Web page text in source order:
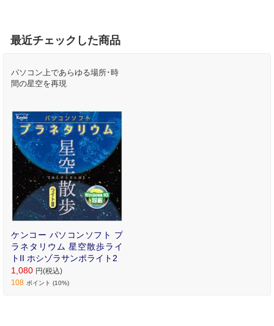
最近チェックした商品
パソコン上であらゆる場所･時
間の星空を再現
ケンコー パソコンソフト プ
ラネタリウム 星空散歩ライ
トII ホシゾラサンポライト2
1,080 円(税込)
108 ポイント (10%)